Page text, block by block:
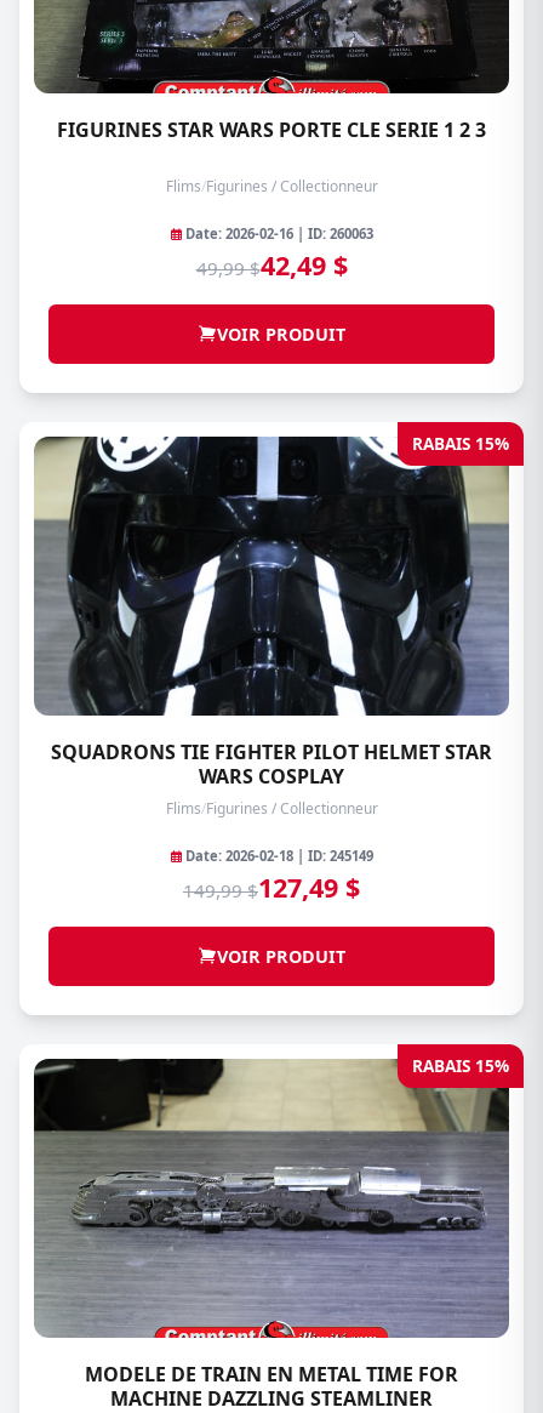
FIGURINES STAR WARS PORTE CLE SERIE 1 2 3
Flims/Figurines / Collectionneur
Date: 2026-02-16 | ID: 260063
49,99 $42,49 $
VOIR PRODUIT
RABAIS 15%
SQUADRONS TIE FIGHTER PILOT HELMET STAR
WARS COSPLAY
Flims/Figurines / Collectionneur
Date: 2026-02-18 | ID: 245149
149,99 $127,49 $
VOIR PRODUIT
RABAIS 15%
MODELE DE TRAIN EN METAL TIME FOR
MACHINE DAZZLING STEAMLINER